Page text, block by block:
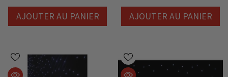
AJOUTER AU PANIER AJOUTER AU PANIER